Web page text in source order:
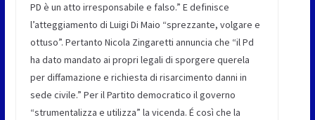
PD è un atto irresponsabile e falso.” E definisce
l’atteggiamento di Luigi Di Maio “sprezzante, volgare e
ottuso”. Pertanto Nicola Zingaretti annuncia che “il Pd
ha dato mandato ai propri legali di sporgere querela
per diffamazione e richiesta di risarcimento danni in
sede civile.” Per il Partito democratico il governo
“strumentalizza e utilizza” la vicenda. É così che la